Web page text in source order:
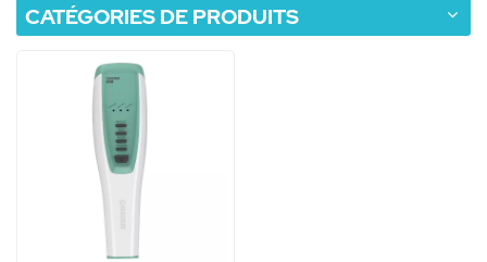
CATÉGORIES DE PRODUITS